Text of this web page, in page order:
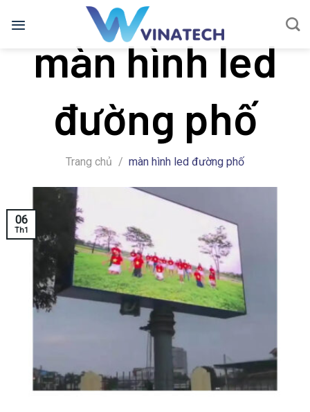
qua
màn hình led
đường phố
Trang chủ / màn hình led đường phố
06
Th1